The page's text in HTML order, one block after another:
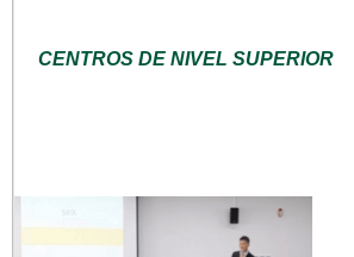
CENTROS DE NIVEL SUPERIOR